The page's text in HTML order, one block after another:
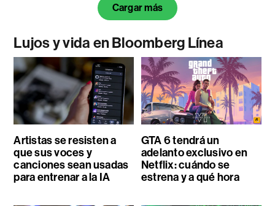
Cargar más
Lujos y vida en Bloomberg Línea
Artistas se resisten a
que sus voces y
canciones sean usadas
para entrenar a la IA
GTA 6 tendrá un
adelanto exclusivo en
Netflix: cuándo se
estrena y a qué hora